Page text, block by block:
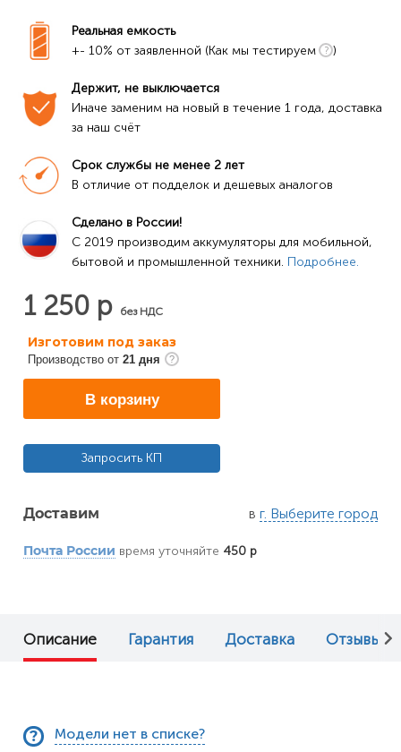
Реальная емкость
+- 10% от заявленной (Как мы тестируем
)
Держит, не выключается
Иначе заменим на новый в течение 1 года, доставка
за наш счёт
Срок службы не менее 2 лет
В отличие от подделок и дешевых аналогов
Сделано в России!
C 2019 производим аккумуляторы для мобильной,
бытовой и промышленной техники. Подробнее.
1 250 р без НДС
Изготовим под заказ
Производство от 21 дня
В корзину
Запросить КП
Доставим в г. Выберите город
Почта России время уточняйте 450 р
Описание Гарантия Доставка Отзывы (0)
Модели нет в списке?